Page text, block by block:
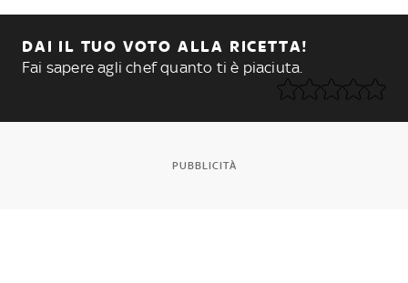
DAI IL TUO VOTO ALLA RICETTA!
Fai sapere agli chef quanto ti è piaciuta.
PUBBLICITÀ